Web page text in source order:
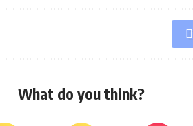
What do you think?